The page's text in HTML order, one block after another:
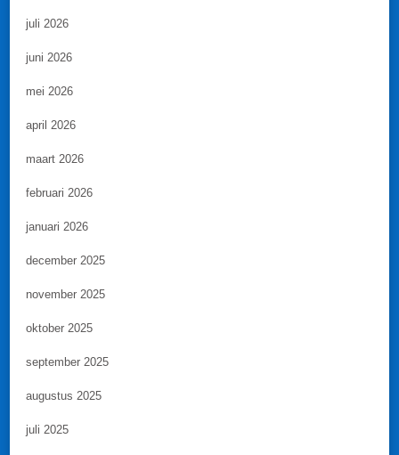
juli 2026
juni 2026
mei 2026
april 2026
maart 2026
februari 2026
januari 2026
december 2025
november 2025
oktober 2025
september 2025
augustus 2025
juli 2025